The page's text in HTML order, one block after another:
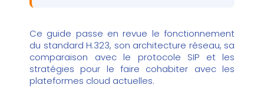
Ce guide passe en revue le fonctionnement
du standard H.323, son architecture réseau, sa
comparaison avec le protocole SIP et les
stratégies pour le faire cohabiter avec les
plateformes cloud actuelles.